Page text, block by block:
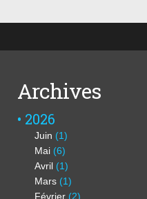
Archives
2026
Juin (1)
Mai (6)
Avril (1)
Mars (1)
Février (2)